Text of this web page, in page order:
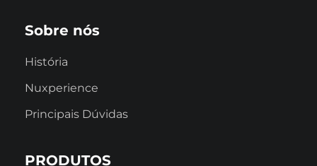
Sobre nós
História
Nuxperience
Principais Dúvidas
PRODUTOS